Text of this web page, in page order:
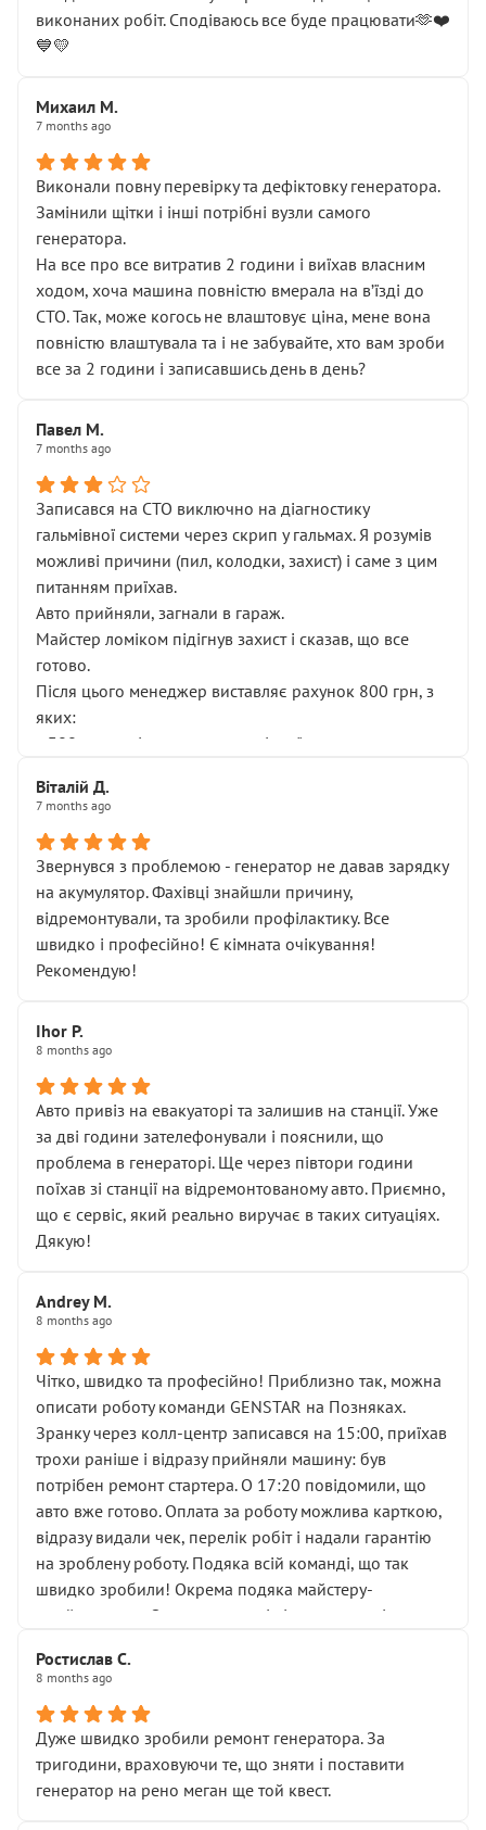
виконаних робіт. Сподіваюсь все буде працювати🫶❤️
💙💛
Михаил М.
7 months ago
Виконали повну перевірку та дефіктовку генератора.
Замінили щітки і інші потрібні вузли самого
генератора.
На все про все витратив 2 години і виїхав власним
ходом, хоча машина повністю вмерала на вʼїзді до
СТО. Так, може когось не влаштовує ціна, мене вона
повністю влаштувала та і не забувайте, хто вам зроби
все за 2 години і записавшись день в день?
Павел М.
7 months ago
Записався на СТО виключно на діагностику
гальмівної системи через скрип у гальмах. Я розумів
можливі причини (пил, колодки, захист) і саме з цим
питанням приїхав.
Авто прийняли, загнали в гараж.
Майстер ломіком підігнув захист і сказав, що все
готово.
Після цього менеджер виставляє рахунок 800 грн, з
яких:
• 300 грн — діагностика гальмівної системи
НЕ погоджував
послуга. Тим більше, я був поруч і жодної реальної
діагностики ходової не проводилось. Після
зауваження гроші за цю “послугу” повернули, що
лише підтвердило мою правоту.
Але головне — я виїжджаю з боксу, і скрип у гальмах
залишився таким самим, як і був. Тобто оплачена
Далі ситуація тільки погіршилась:
• сказали, що тепер “потрібно знімати колеса”
• що біля авто стояти вже не можна
• почали озвучувати купу додаткових робіт без
чіткого пояснення
( ну все зняли та доробили) дякую!
Окремий момент, який виглядає абсурдно:
мені заявили, що бачок гальмівної рідини потрібно
міняти разом із головним гальмівним циліндром у
Для людини, яка хоча б трохи розуміється на техніці,
це звучить як мінімум непрофесійно, а як максимум —
спроба продати дорогий вузол замість елементарних
ущільнювачів.
Що прикро — це не перший мій візит. Раніше міняв у
вас стартер, і тоді сервіс наче справив хороше
враження. Але згодом знайшов декілька гайок під
лобовим склом. Мені пояснили, що це “старі гайки, які
відкручували”, і попросили не хвилюватися. ( надіюсь
новий власник, не застяг в полі))
Але після нинішнього візиту такі дрібниці вже не
здаються дрібницями.
Я — клієнт, який працює на довірі, і саме її цей сервіс
Хотілося б більше:
• належної уваги до авто
• прозорості в роботах і рахунках
• реальної діагностики, а не формального
“подивились і поїхав”
На жаль, складається враження, що сервіс працює не
Віталій Д.
7 months ago
Звернувся з проблемою - генератор не давав зарядку
на акумулятор. Фахівці знайшли причину,
відремонтували, та зробили профілактику. Все
швидко і професійно! Є кімната очікування!
Рекомендую!
Ihor P.
8 months ago
Авто привіз на евакуаторі та залишив на станції. Уже
за дві години зателефонували і пояснили, що
проблема в генераторі. Ще через півтори години
поїхав зі станції на відремонтованому авто. Приємно,
що є сервіс, який реально виручає в таких ситуаціях.
Дякую!
Andrey M.
8 months ago
Чітко, швидко та професійно! Приблизно так, можна
описати роботу команди GENSTAR на Позняках.
Зранку через колл-центр записався на 15:00, приїхав
трохи раніше і відразу прийняли машину: був
потрібен ремонт стартера. О 17:20 повідомили, що
авто вже готово. Оплата за роботу можлива карткою,
відразу видали чек, перелік робіт і надали гарантію
на зроблену роботу. Подяка всій команді, що так
швидко зробили! Окрема подяка майстеру-
приймальнику Олександру: всі чітко та по суті.
звертатися до цього автосервісу.
Ростислав С.
8 months ago
Дуже швидко зробили ремонт генератора. За
тригодини, враховуючи те, що зняти і поставити
генератор на рено меган ще той квест.